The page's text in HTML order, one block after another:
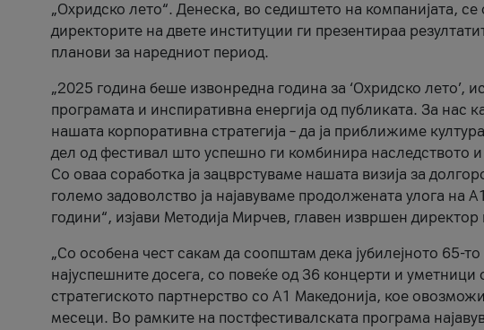
„Охридско лето“. Денеска, во седиштето на компанијата,
директорите на двете институции ги презентираа
планови за наредниот период.
„2025 година беше извонредна година за ‘Охридско лето’,
програмата и инспиративна енергија од публиката. За нас
нашата корпоративна стратегија – да ја приближиме
дел од фестивал што успешно ги комбинира наследството
Со оваа соработка ја зацврстуваме нашата визија за
големо задоволство ја најавуваме продолжената улога на
години“, изјави Методија Мирчев, главен извршен директор
„Со особена чест сакам да соопштам дека јубилејното 65-
најуспешните досега, со повеќе од 36 концерти и
стратегиското партнерство со А1 Македонија, кое
месеци. Во рамките на постфестивалската програма